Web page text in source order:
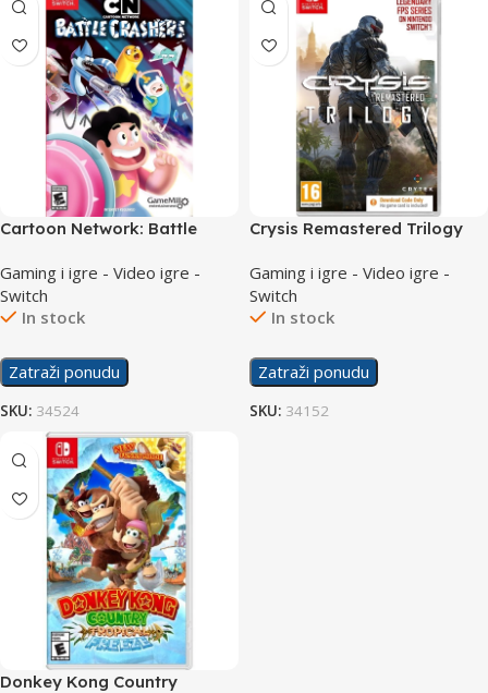
Cartoon Network: Battle
Gaming i igre - Video igre -
Switch
In stock
Zatraži ponudu
SKU: 34524
Crysis Remastered Trilogy
Gaming i igre - Video igre -
Switch
In stock
Zatraži ponudu
SKU: 34152
Donkey Kong Country